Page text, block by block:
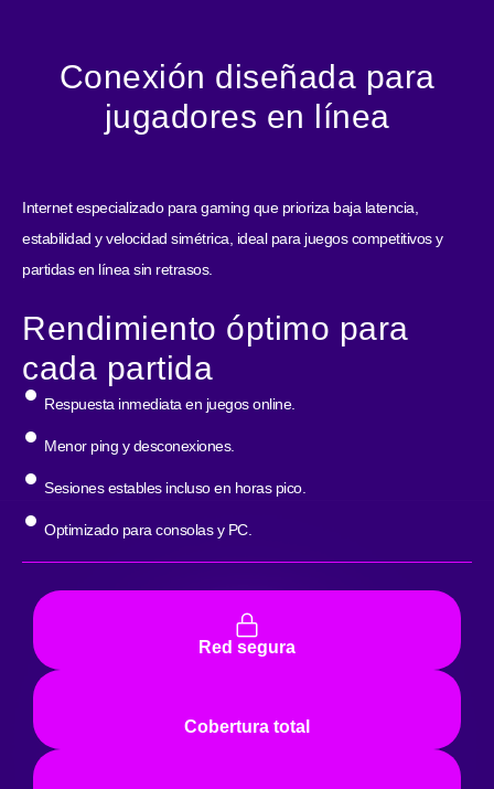
Conexión diseñada para
jugadores en línea
Internet especializado para gaming que prioriza baja latencia,
estabilidad y velocidad simétrica, ideal para juegos competitivos y
partidas en línea sin retrasos.
Rendimiento óptimo para
cada partida
Respuesta inmediata en juegos online.
Menor ping y desconexiones.
Sesiones estables incluso en horas pico.
Optimizado para consolas y PC.
Red segura
Cobertura total